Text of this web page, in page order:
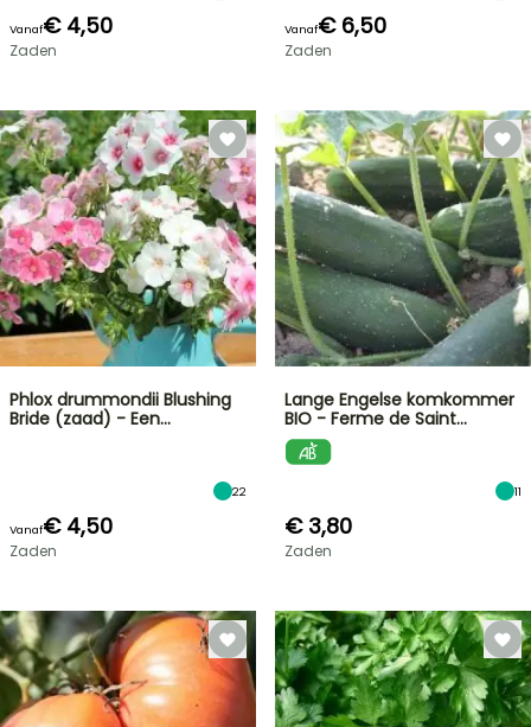
Vanaf€ 4,50
Zaden
Vanaf€ 6,50
Zaden
Phlox drummondii Blushing
Bride (zaad) - Een…
22
Vanaf€ 4,50
Zaden
Lange Engelse komkommer
BIO - Ferme de Saint…
11
€ 3,80
Zaden